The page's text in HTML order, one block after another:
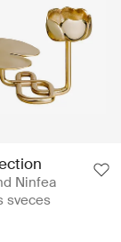
Ninfea
sveces